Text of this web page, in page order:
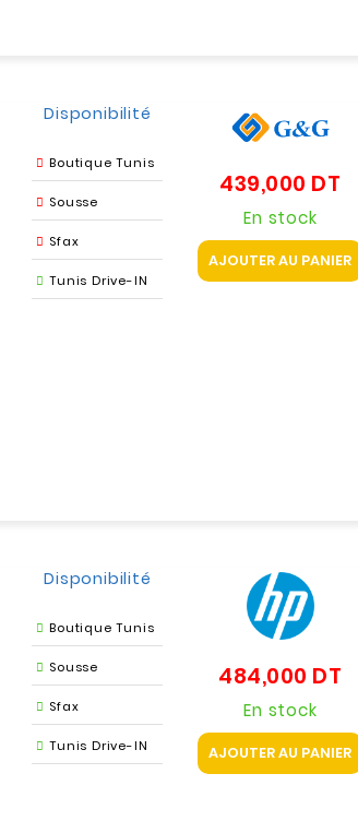
Disponibilité
Boutique Tunis
Sousse
Sfax
Tunis Drive-IN
439,000 DT
En stock
AJOUTER AU PANIER
Disponibilité
Boutique Tunis
Sousse
Sfax
Tunis Drive-IN
484,000 DT
En stock
AJOUTER AU PANIER